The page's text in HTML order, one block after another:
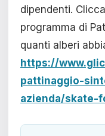
dipendenti.
programma di
quanti alberi
https://
pattinaggio-
azienda/skate-